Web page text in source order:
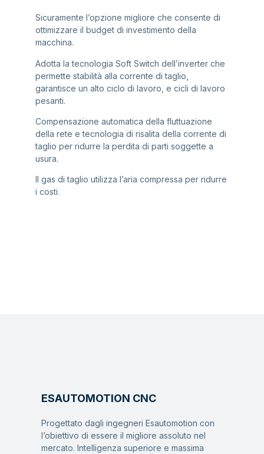
Sicuramente l’opzione migliore che consente di
ottimizzare il budget di investimento della
macchina.
Adotta la tecnologia Soft Switch dell’inverter che
permette stabilità alla corrente di taglio,
garantisce un alto ciclo di lavoro, e cicli di lavoro
pesanti.
Compensazione automatica della fluttuazione
della rete e tecnologia di risalita della corrente di
taglio per ridurre la perdita di parti soggette a
usura.
Il gas di taglio utilizza l’aria compressa per ridurre
i costi.
ESAUTOMOTION CNC
Progettato dagli ingegneri Esautomotion con
l’obiettivo di essere il migliore assoluto nel
mercato. Intelligenza superiore e massima